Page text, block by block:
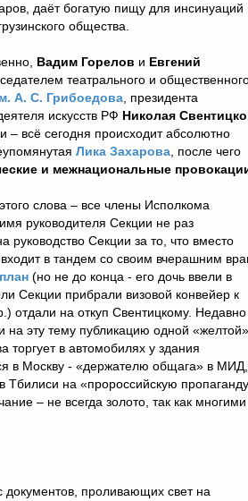
даёт богатую пищу для инсинуаций
общества.
Вадим Горелов и Евгений
театрального и
А. С. Грибоедова , президента
искусств РФ Николая
всё сегодня происходит абсолютно
Лика Захарова , после чего
и межнациональные
слова – все члены Исполкома
руководителя Секции не раз
Секции за то, что вместо
в тандем со своим вчерашним
(но не до конца - его дочь ввели в
Секции прибрали визовой конвейер к
отдали на откуп Свентицкому. Недавно
на эту тему публикацию одной «желтой»
торгует в автомобилях у здания
в Москву - «держателю общага» в МИД,
Тбилиси на «пророссийскую
– не всегда золото, так как многими
проливающих свет на